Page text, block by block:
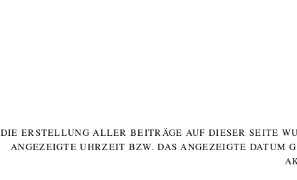
DIE ERSTELLUNG ALLER BEITRÄGE AUF DIESER SEITE
ANGEZEIGTE UHRZEIT BZW. DAS ANGEZEIGTE DATUM